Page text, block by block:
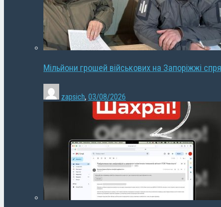
Мільйони грошей військових на Запоріжжі
zapsich, 03/08/2026